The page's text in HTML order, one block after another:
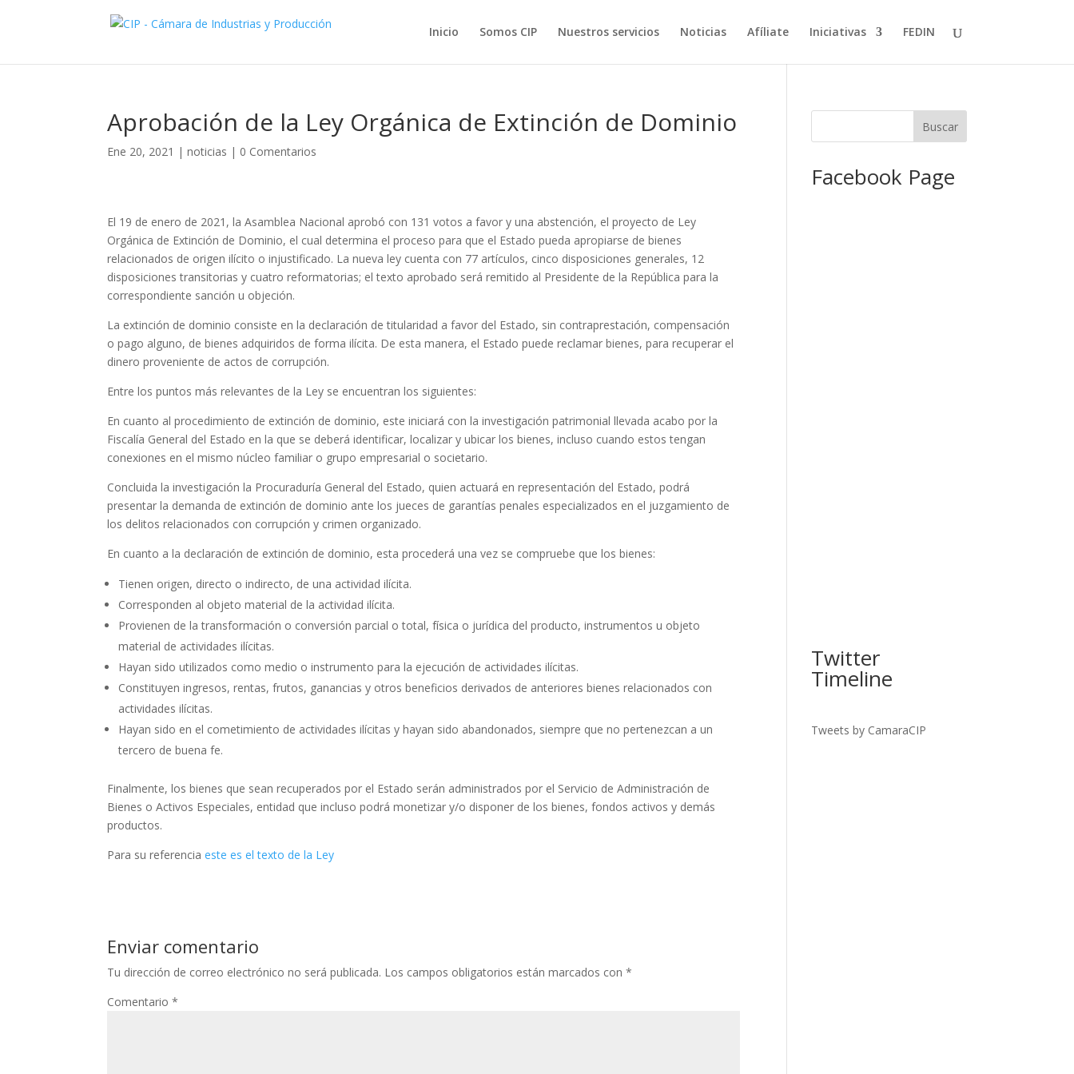
Inicio Somos CIP Nuestros servicios Noticias Afíliate Iniciativas FEDIN
Aprobación de la Ley Orgánica de Extinción de Dominio
Ene 20, 2021 |noticias | 0 Comentarios
El 19 de enero de 2021, la Asamblea Nacional aprobó con 131 votos a favor y una abstención, el proyecto de Ley
Orgánica de Extinción de Dominio, el cual determina el proceso para que el Estado pueda apropiarse de bienes
relacionados de origen ilícito o injustificado. La nueva ley cuenta con 77 artículos, cinco disposiciones generales, 12
disposiciones transitorias y cuatro reformatorias; el texto aprobado será remitido al Presidente de la República para la
correspondiente sanción u objeción.
La extinción de dominio consiste en la declaración de titularidad a favor del Estado, sin contraprestación, compensación
o pago alguno, de bienes adquiridos de forma ilícita. De esta manera, el Estado puede reclamar bienes, para recuperar el
dinero proveniente de actos de corrupción.
Entre los puntos más relevantes de la Ley se encuentran los siguientes:
En cuanto al procedimiento de extinción de dominio, este iniciará con la investigación patrimonial llevada acabo por la
Fiscalía General del Estado en la que se deberá identificar, localizar y ubicar los bienes, incluso cuando estos tengan
conexiones en el mismo núcleo familiar o grupo empresarial o societario.
Concluida la investigación la Procuraduría General del Estado, quien actuará en representación del Estado, podrá
presentar la demanda de extinción de dominio ante los jueces de garantías penales especializados en el juzgamiento de
los delitos relacionados con corrupción y crimen organizado.
En cuanto a la declaración de extinción de dominio, esta procederá una vez se compruebe que los bienes:
Tienen origen, directo o indirecto, de una actividad ilícita.
Corresponden al objeto material de la actividad ilícita.
Provienen de la transformación o conversión parcial o total, física o jurídica del producto, instrumentos u objeto
material de actividades ilícitas.
Hayan sido utilizados como medio o instrumento para la ejecución de actividades ilícitas.
Constituyen ingresos, rentas, frutos, ganancias y otros beneficios derivados de anteriores bienes relacionados con
actividades ilícitas.
Hayan sido en el cometimiento de actividades ilícitas y hayan sido abandonados, siempre que no pertenezcan a un
tercero de buena fe.
Finalmente, los bienes que sean recuperados por el Estado serán administrados por el Servicio de Administración de
Bienes o Activos Especiales, entidad que incluso podrá monetizar y/o disponer de los bienes, fondos activos y demás
productos.
Para su referenciaeste es el texto de la Ley
Enviar comentario
Tu dirección de correo electrónico no será publicada. Los campos obligatorios están marcados con*
Comentario*
Facebook Page
Twitter
Timeline
Tweets by CamaraCIP